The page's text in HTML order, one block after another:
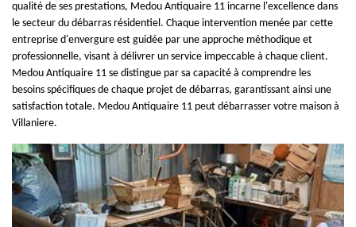
qualité de ses prestations, Medou Antiquaire 11 incarne l'excellence dans
le secteur du débarras résidentiel. Chaque intervention menée par cette
entreprise d'envergure est guidée par une approche méthodique et
professionnelle, visant à délivrer un service impeccable à chaque client.
Medou Antiquaire 11 se distingue par sa capacité à comprendre les
besoins spécifiques de chaque projet de débarras, garantissant ainsi une
satisfaction totale. Medou Antiquaire 11 peut débarrasser votre maison à
Villaniere.